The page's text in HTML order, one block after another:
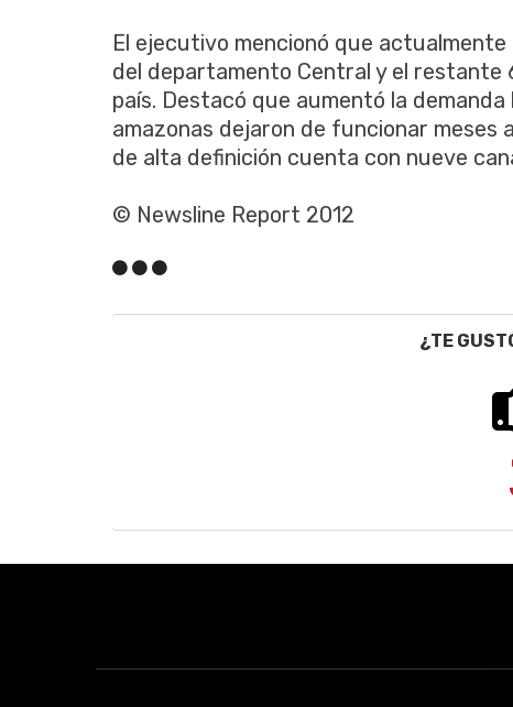
El ejecutivo mencionó que
del departamento Central y el restante
país. Destacó que aumentó la
amazonas dejaron de funcionar
de alta definición cuenta con nueve
© Newsline Report 2012
¿TE